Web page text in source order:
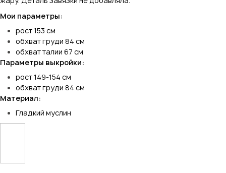
Мои параметры:
рост 153 см
обхват груди 84 см
обхват талии 67 см
Параметры выкройки:
рост 149-154 см
обхват груди 84 см
Материал:
Гладкий муслин